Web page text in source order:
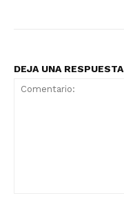
DEJA UNA RESPUESTA